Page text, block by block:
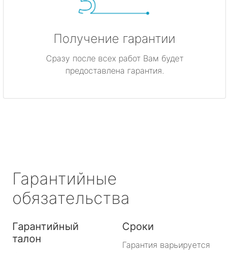
Получение гарантии
Сразу после всех работ Вам будет
предоставлена гарантия.
Гарантийные
обязательства
Гарантийный
талон
Сроки
Гарантия варьируется